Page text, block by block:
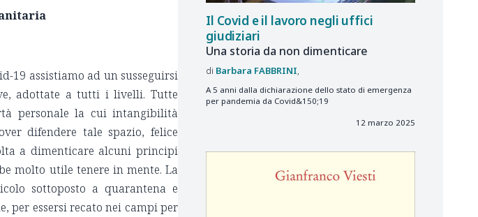
19 assistiamo ad un susseguirsi
adottate a tutti i livelli. Tutte
personale la cui intangibilità
difendere tale spazio, felice
a dimenticare alcuni principi
molto utile tenere in mente. La
sottoposto a quarantena e
per essersi recato nei campi per
Il Covid e il lavoro negli uffici
giudiziari
Una storia da non dimenticare
Barbara FABBRINI
A 5 anni dalla dichiarazione dello stato di emergenza
per pandemia da Covid&150;19
12 marzo 2025